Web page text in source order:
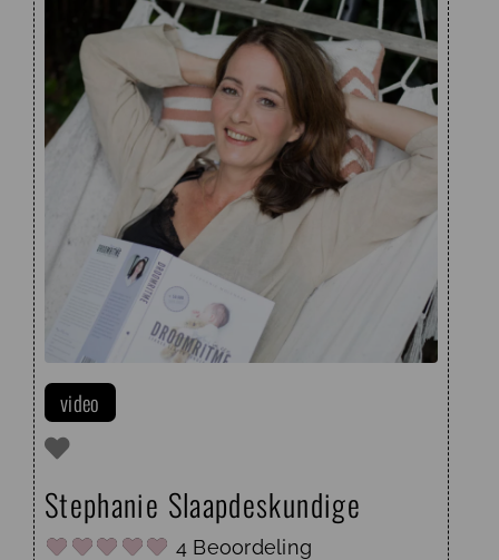
Pedagogisch Medewerker niveau 3 en
daarna niveau 4. De
video
Stephanie Slaapdeskundige
4 Beoordeling